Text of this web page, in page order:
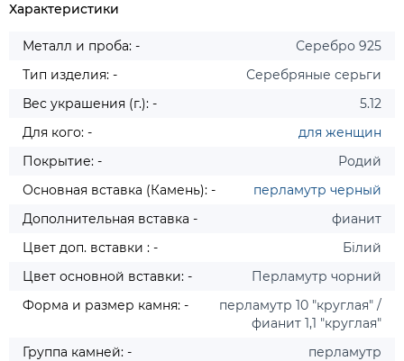
Характеристики
Металл и проба: -
Серебро 925
Тип изделия: -
Серебряные серьги
Вес украшения (г.): -
5.12
Для кого: -
для женщин
Покрытие: -
Родий
Основная вставка (Камень): -
перламутр черный
Дополнительная вставка -
фианит
Цвет доп. вставки : -
Білий
Цвет основной вставки: -
Перламутр чорний
Форма и размер камня: -
перламутр 10 "круглая" /
фианит 1,1 "круглая"
Группа камней: -
перламутр